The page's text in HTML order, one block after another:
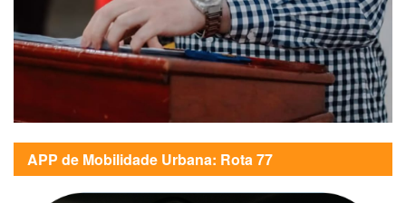
APP de Mobilidade Urbana: Rota 77